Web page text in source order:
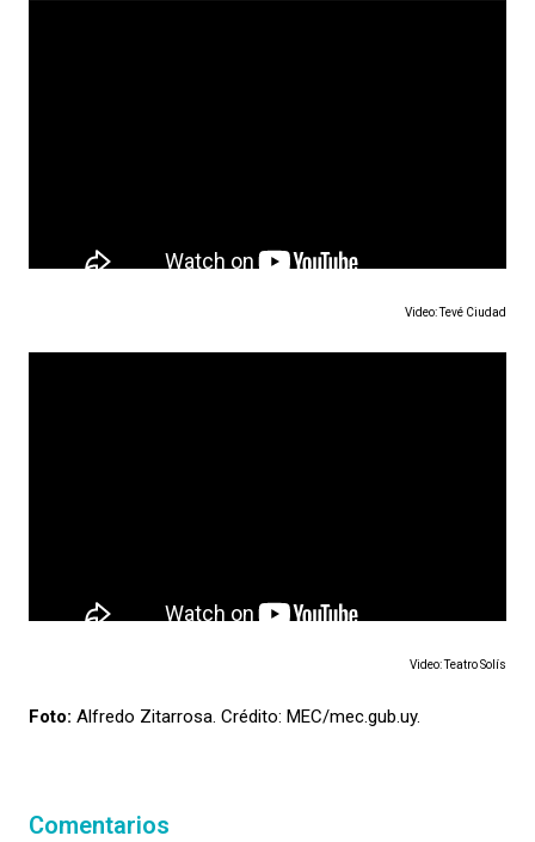
Video: Tevé Ciudad
Video: Teatro Solís
Foto: Alfredo Zitarrosa. Crédito: MEC/mec.gub.uy.
Comentarios